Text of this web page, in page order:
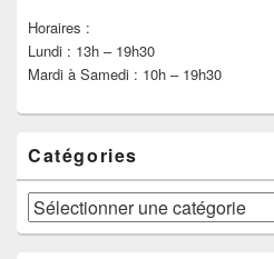
Horaires :
Lundi : 13h – 19h30
Mardi à Samedi : 10h – 19h30
Catégories
Catégories